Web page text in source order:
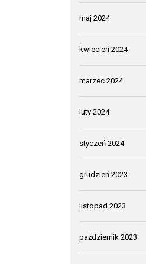
maj 2024
kwiecień 2024
marzec 2024
luty 2024
styczeń 2024
grudzień 2023
listopad 2023
październik 2023